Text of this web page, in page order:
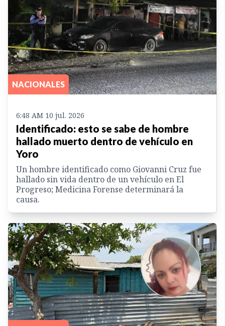
NACIONALES
6:48 AM 10 jul. 2026
Identificado: esto se sabe de hombre
hallado muerto dentro de vehículo en
Yoro
Un hombre identificado como Giovanni Cruz fue
hallado sin vida dentro de un vehículo en El
Progreso; Medicina Forense determinará la
causa.